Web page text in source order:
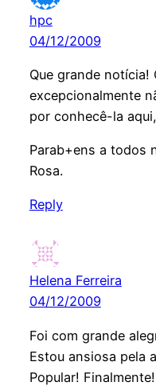
hpc
04/12/2009
Que grande notícia!
excepcionalmente
por conhecê-la
Parab+ens a todos
Rosa.
Reply
Helena Ferreira
04/12/2009
Foi com grande
Estou ansiosa pela
Popular!